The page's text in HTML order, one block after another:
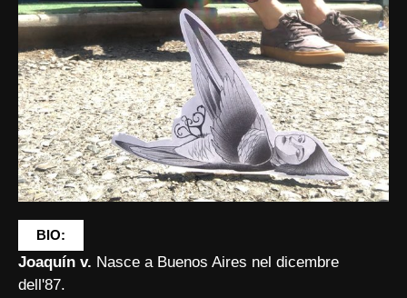
BIO:
Joaquín v. Nasce a Buenos Aires nel dicembre
dell'87.